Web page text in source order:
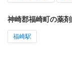
神崎郡福崎町の薬
福崎駅